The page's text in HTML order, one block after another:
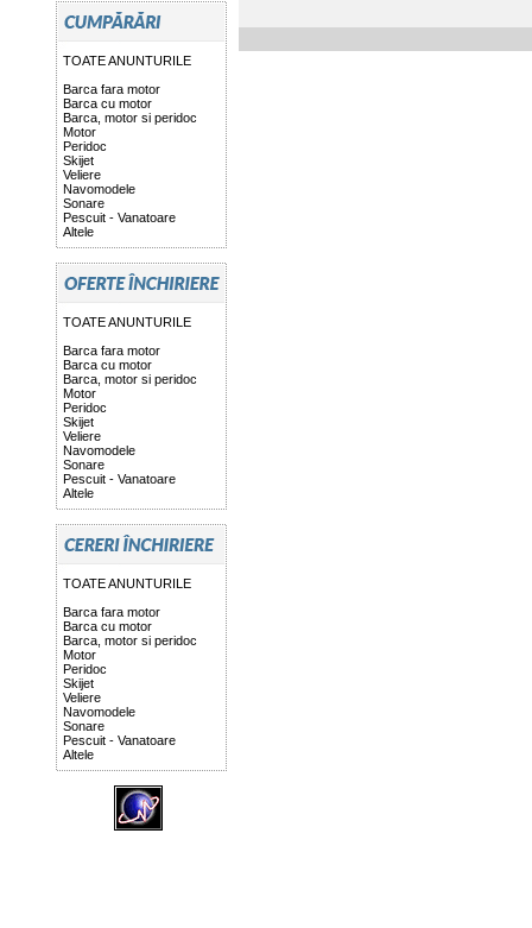
TOATE ANUNTURILE
Barca fara motor
Barca cu motor
Barca, motor si peridoc
Motor
Peridoc
Skijet
Veliere
Navomodele
Sonare
Pescuit - Vanatoare
Altele
TOATE ANUNTURILE
Barca fara motor
Barca cu motor
Barca, motor si peridoc
Motor
Peridoc
Skijet
Veliere
Navomodele
Sonare
Pescuit - Vanatoare
Altele
TOATE ANUNTURILE
Barca fara motor
Barca cu motor
Barca, motor si peridoc
Motor
Peridoc
Skijet
Veliere
Navomodele
Sonare
Pescuit - Vanatoare
Altele